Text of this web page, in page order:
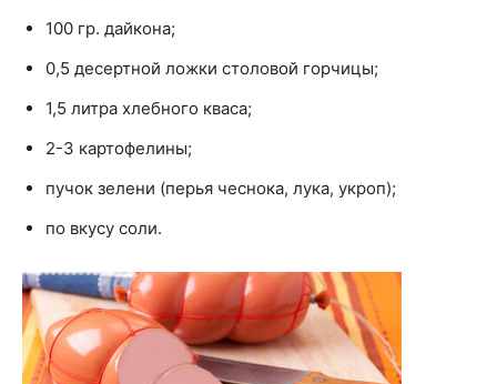
100 гр. дайкона;
0,5 десертной ложки столовой горчицы;
1,5 литра хлебного кваса;
2-3 картофелины;
пучок зелени (перья чеснока, лука, укроп);
по вкусу соли.